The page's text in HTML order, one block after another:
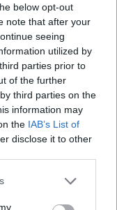
below opt-out
note that after your
seeing
utilized by
parties prior to
of the further
third parties on the
information may
the IAB’s List of
disclose it to other
or more Google
You may click to
Szombathely